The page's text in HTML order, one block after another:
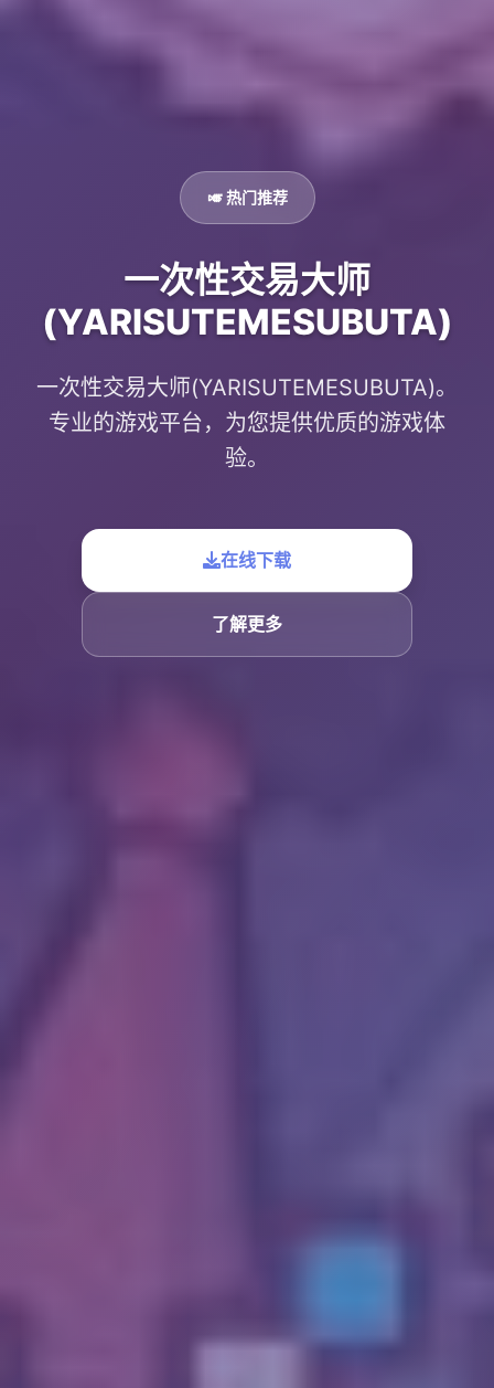
🎺 热门推荐
一次性交易大师
(YARISUTEMESUBUTA)
一次性交易大师(YARISUTEMESUBUTA)。
专业的游戏平台，为您提供优质的游戏体
验。
在线下载
了解更多